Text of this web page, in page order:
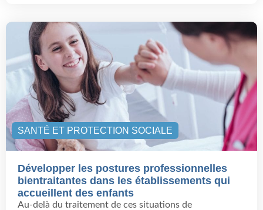
SANTÉ ET PROTECTION SOCIALE
Développer les postures professionnelles
bientraitantes dans les établissements qui
accueillent des enfants
Au-delà du traitement de ces situations de